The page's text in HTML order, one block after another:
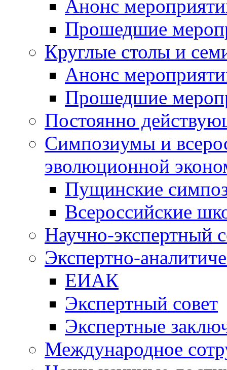
Анонс
Прошедшие
Круглые столы и
Анонс
Прошедшие
Постоянно
Симпозиумы и
эволюционной
Пущинские
Всероссийские
Научно-экспертный
Экспертно-
ЕИАК
Экспертный совет
Экспертные
Международное